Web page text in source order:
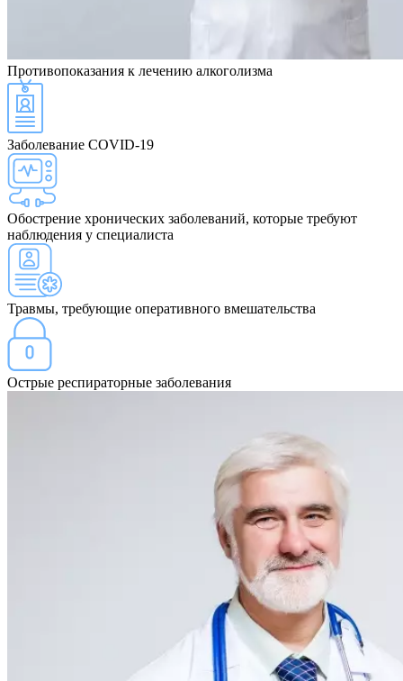
Противопоказания к лечению алкоголизма
Заболевание COVID-19
Обострение хронических заболеваний, которые требуют
наблюдения у специалиста
Травмы, требующие оперативного вмешательства
Острые респираторные заболевания